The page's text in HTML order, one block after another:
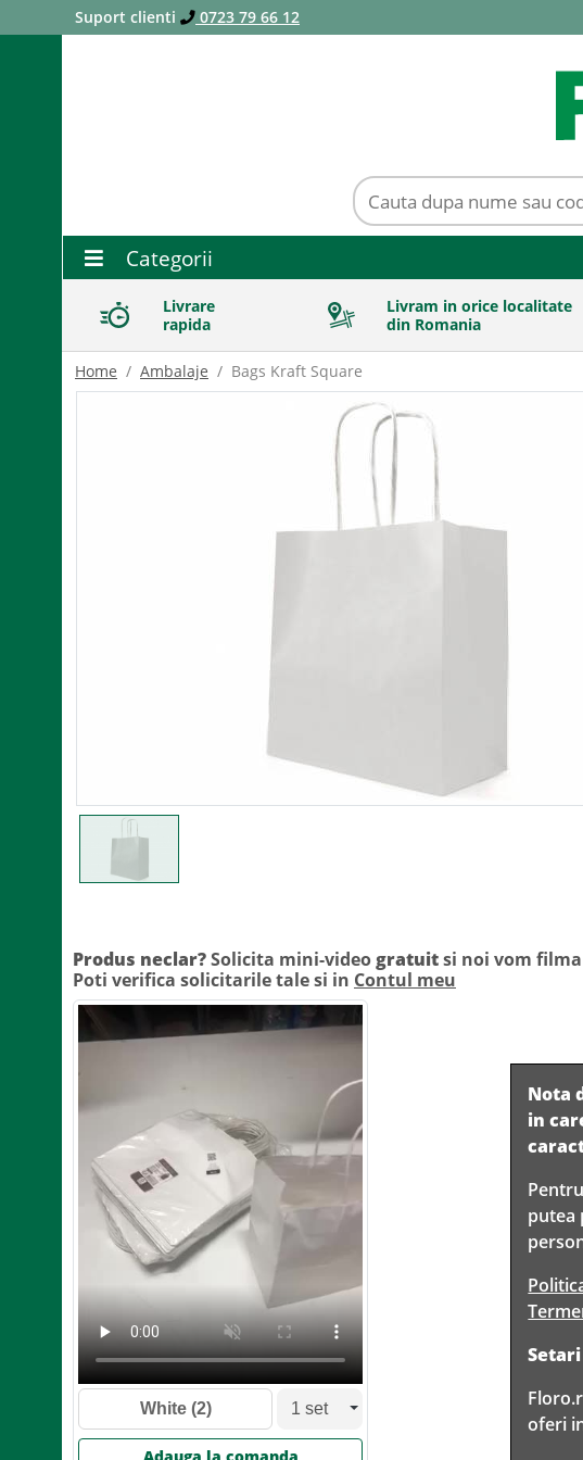
Suport clienti 0723 79 66 12
Categorii
Livrare
rapida
Livram in orice localitate
din Romania
Home Ambalaje Bags Kraft Square
Produs neclar?Solicita mini-video gratuitsi noi vom
Poti verifica solicitarile tale si in Contul meu
White(2)
Nota
in
putea
oferi